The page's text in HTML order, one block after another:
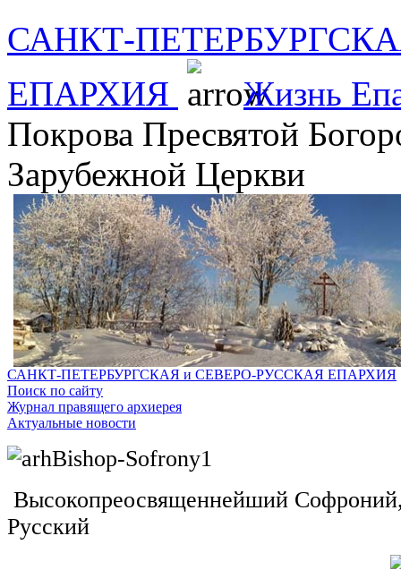
САНКТ-
ЕПАРХИЯ
Жизнь
Покрова Пресвятой
Зарубежной Церкви
САНКТ-ПЕТЕРБУРГСКАЯ и СЕВЕРО-РУССКАЯ ЕПАРХИЯ
Поиск по сайту
Журнал правящего архиерея
Актуальные новости
Высокопреосвященнейший
Русский